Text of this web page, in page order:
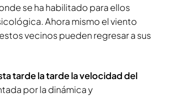
se ha habilitado para ellos
Ahora mismo el viento
vecinos pueden regresar a sus
tarde la tarde la velocidad del
por la dinámica y